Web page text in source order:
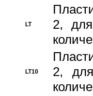
LT
2,
LT10
2,